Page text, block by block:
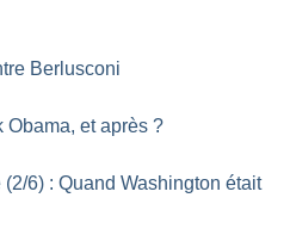
Berlusconi
Obama, et après ?
(2/6) : Quand Washington était